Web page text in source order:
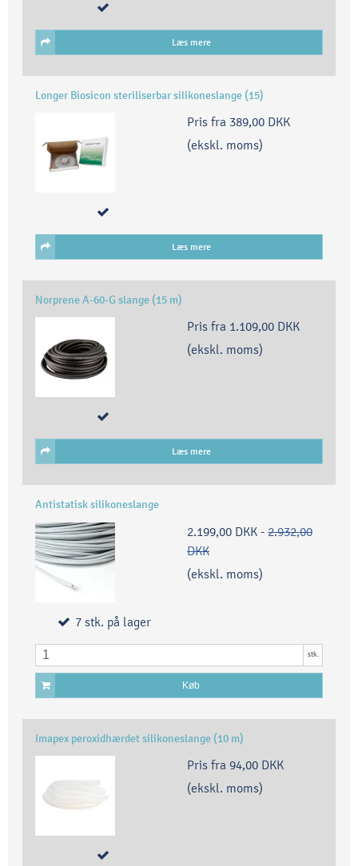
Læs mere
Longer Biosicon steriliserbar silikoneslange (15)
Pris fra 389,00 DKK
(ekskl. moms)
Læs mere
Norprene A-60-G slange (15 m)
Pris fra 1.109,00 DKK
(ekskl. moms)
Læs mere
Antistatisk silikoneslange
2.199,00 DKK - 2.932,00
DKK
(ekskl. moms)
7 stk. på lager
stk.
Køb
Imapex peroxidhærdet silikoneslange (10 m)
Pris fra 94,00 DKK
(ekskl. moms)